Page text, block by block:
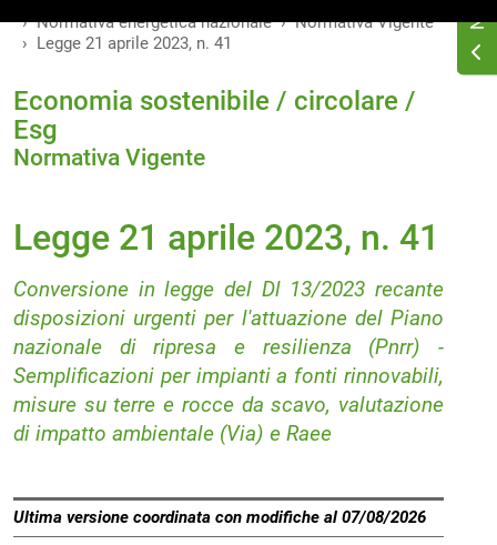
Normativa energetica nazionale
Normativa Vigente
Legge 21 aprile 2023, n. 41
Economia sostenibile / circolare /
Esg
Normativa Vigente
Legge 21 aprile 2023, n. 41
Conversione in legge del Dl 13/2023 recante
disposizioni urgenti per l'attuazione del Piano
nazionale di ripresa e resilienza (Pnrr) -
Semplificazioni per impianti a fonti rinnovabili,
misure su terre e rocce da scavo, valutazione
di impatto ambientale (Via) e Raee
Ultima versione coordinata con modifiche al 07/08/2026